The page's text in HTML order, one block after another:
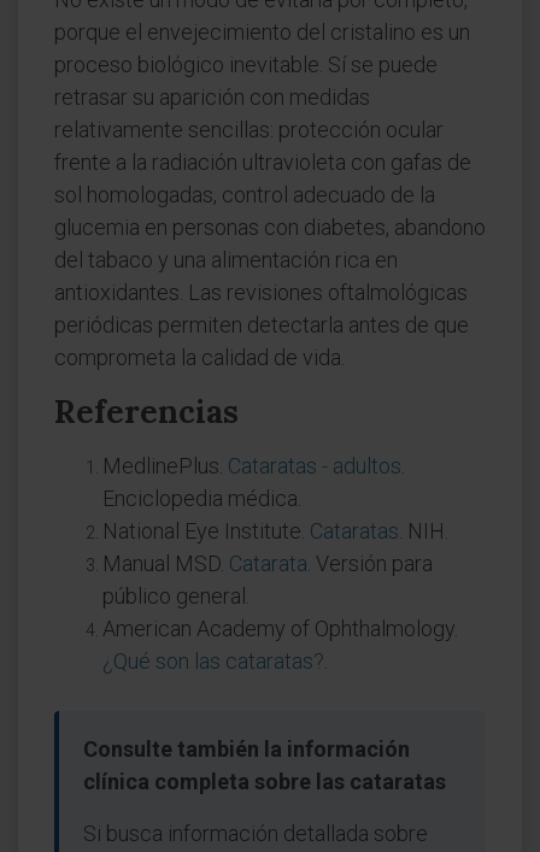
porque el envejecimiento del cristalino es un
proceso biológico inevitable. Sí se puede
retrasar su aparición con medidas
relativamente sencillas: protección ocular
frente a la radiación ultravioleta con gafas de
sol homologadas, control adecuado de la
glucemia en personas con diabetes, abandono
del tabaco y una alimentación rica en
antioxidantes. Las revisiones oftalmológicas
periódicas permiten detectarla antes de que
comprometa la calidad de vida.
Referencias
MedlinePlus. Cataratas - adultos
Enciclopedia médica.
National Eye Institute. Cataratas . NIH.
Manual MSD. Catarata . Versión para
público general.
American Academy of Ophthalmology.
¿Qué son las cataratas?
Consulte también la información
clínica completa sobre las cataratas
Si busca información detallada sobre